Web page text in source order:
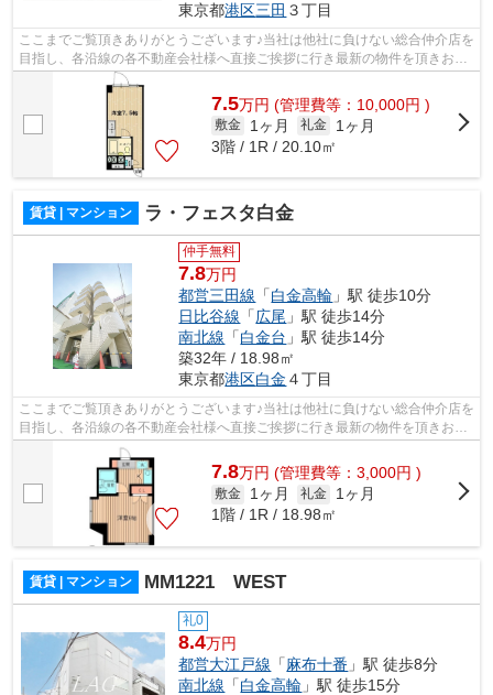
東京都港区三田 ３丁目
ここまでご覧頂きありがとうございます♪当社は他社に負けない総合仲介店を
目指し、各沿線の各不動産会社様へ直接ご挨拶に行き最新の物件を頂きお客
様へ提供しております！最新の情報は...
7.5万円 (管理費等：10,000円 )
敷金 1ヶ月 礼金
1ヶ月
3階 / 1R / 20.10㎡
賃貸 | マンション ラ・フェスタ白金
仲手無料
7.8万円
都営三田線 「白金高輪 」駅 徒歩10分
日比谷線 「広尾 」駅 徒歩14分
南北線 「白金台 」駅 徒歩14分
築32年 / 18.98㎡
東京都港区白金 ４丁目
ここまでご覧頂きありがとうございます♪当社は他社に負けない総合仲介店を
目指し、各沿線の各不動産会社様へ直接ご挨拶に行き最新の物件を頂きお客
様へ提供しております！最新の情報は...
7.8万円 (管理費等：3,000円 )
敷金 1ヶ月 礼金
1ヶ月
1階 / 1R / 18.98㎡
賃貸 | マンション MM1221 WEST
礼0
8.4万円
都営大江戸線 「麻布十番 」駅 徒歩8分
南北線 「白金高輪 」駅 徒歩15分